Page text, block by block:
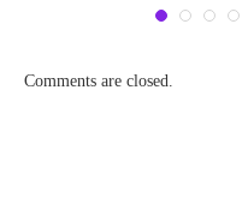
Comments are closed.